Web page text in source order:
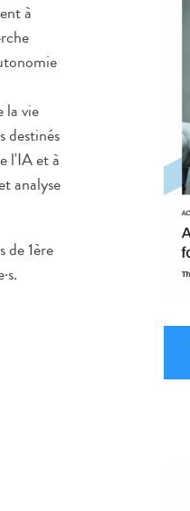
à
la vie
destinés
l'IA et à
analyse
s de 1ère
·s.